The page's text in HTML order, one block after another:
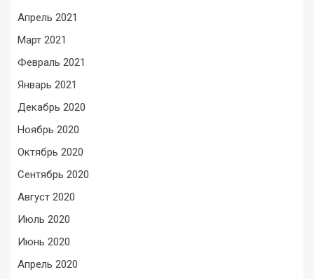
Апрель 2021
Март 2021
Февраль 2021
Январь 2021
Декабрь 2020
Ноябрь 2020
Октябрь 2020
Сентябрь 2020
Август 2020
Июль 2020
Июнь 2020
Апрель 2020